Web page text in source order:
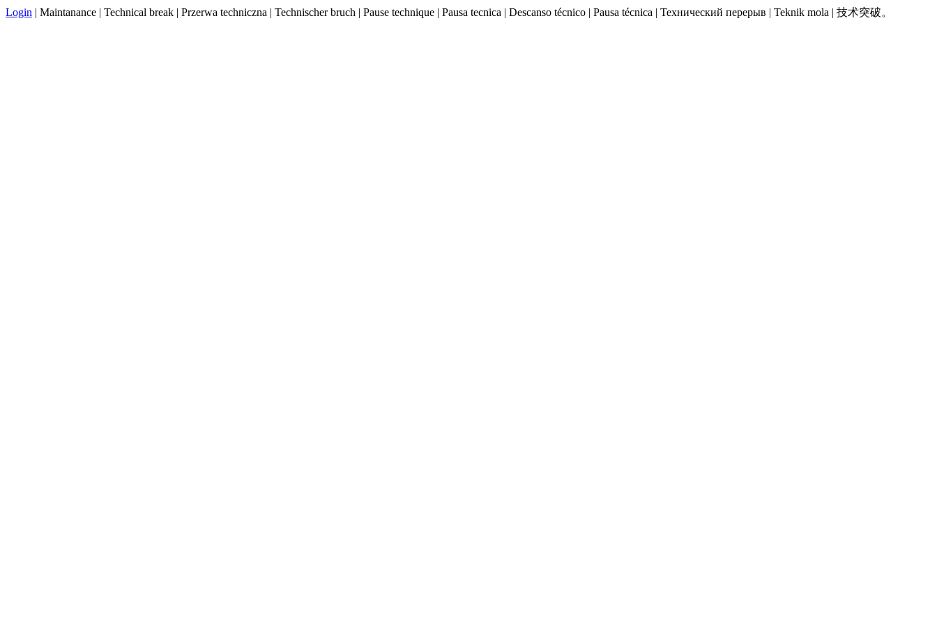
Login | Maintanance | Technical break | Przerwa techniczna | Technischer bruch | Pause technique | Pausa tecnica | Descanso técnico | Pausa técnica | Технический перерыв | Teknik mola | 技术突破。